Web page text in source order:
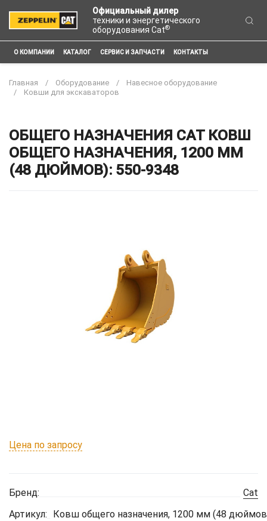
Официальный дилер
техники и энергетического
оборудования Cat®
О КОМПАНИИ КАТАЛОГ СЕРВИС И ЗАПЧАСТИ КОНТАКТЫ
Главная Оборудование
Навесное оборудование
Ковши для экскаваторов
ОБЩЕГО НАЗНАЧЕНИЯ CAT КОВШ
ОБЩЕГО НАЗНАЧЕНИЯ, 1200 ММ
(48 ДЮЙМОВ): 550-9348
Цена по запросу
Бренд:
Cat
Артикул:
Ковш общего назначения, 1200 мм (48